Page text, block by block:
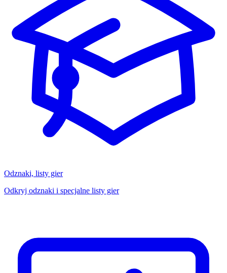
Odznaki, listy gier
Odkryj odznaki i specjalne listy gier